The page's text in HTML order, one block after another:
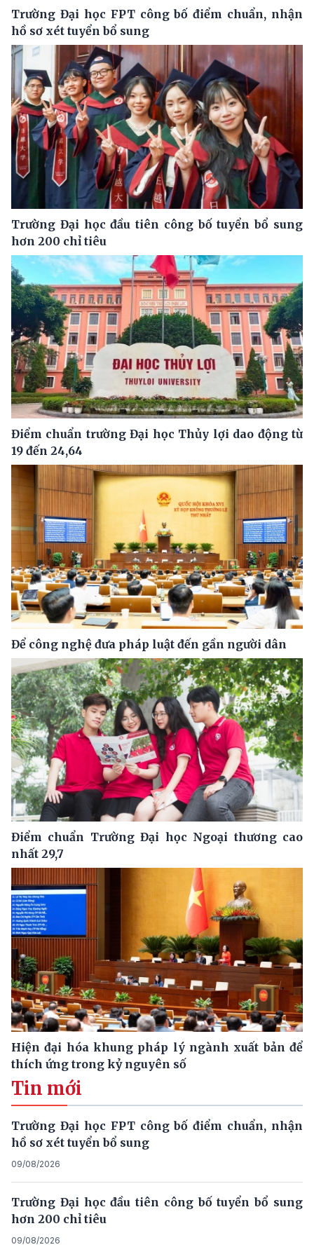
Trường Đại học FPT công bố điểm chuẩn, nhận
hồ sơ xét tuyển bổ sung
Trường Đại học đầu tiên công bố tuyển bổ sung
hơn 200 chỉ tiêu
Điểm chuẩn trường Đại học Thủy lợi dao động từ
19 đến 24,64
Để công nghệ đưa pháp luật đến gần người dân
Điểm chuẩn Trường Đại học Ngoại thương cao
nhất 29,7
Hiện đại hóa khung pháp lý ngành xuất bản để
thích ứng trong kỷ nguyên số
Tin mới
Trường Đại học FPT công bố điểm chuẩn, nhận
hồ sơ xét tuyển bổ sung
09/08/2026
Trường Đại học đầu tiên công bố tuyển bổ sung
hơn 200 chỉ tiêu
09/08/2026